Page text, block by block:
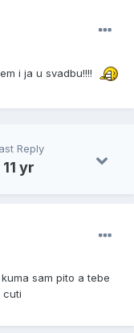
i ja u svadbu!!!!
Reply
11 yr
sam pito a tebe
cuti